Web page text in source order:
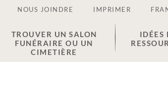
NOUS JOINDRE IMPRIMER
TROUVER UN SALON
FUNÉRAIRE OU UN
CIMETIÈRE
IDÉES